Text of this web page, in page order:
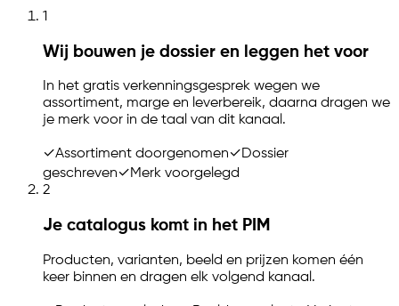
1
Wij bouwen je dossier en leggen het voor
In het gratis verkenningsgesprek wegen we
assortiment, marge en leverbereik, daarna dragen we
je merk voor in de taal van dit kanaal.
✓Assortiment doorgenomen✓Dossier
geschreven✓Merk voorgelegd
2
Je catalogus komt in het PIM
Producten, varianten, beeld en prijzen komen één
keer binnen en dragen elk volgend kanaal.